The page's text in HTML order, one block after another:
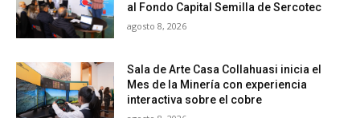
al Fondo Capital Semilla de Sercotec
agosto 8, 2026
Sala de Arte Casa Collahuasi inicia el
Mes de la Minería con experiencia
interactiva sobre el cobre